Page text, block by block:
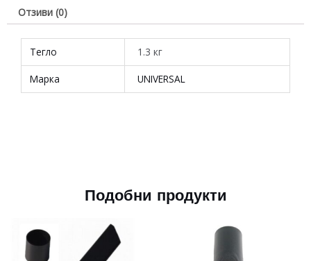
Отзиви (0)
Тегло 1.3 кг
Марка UNIVERSAL
Подобни продукти